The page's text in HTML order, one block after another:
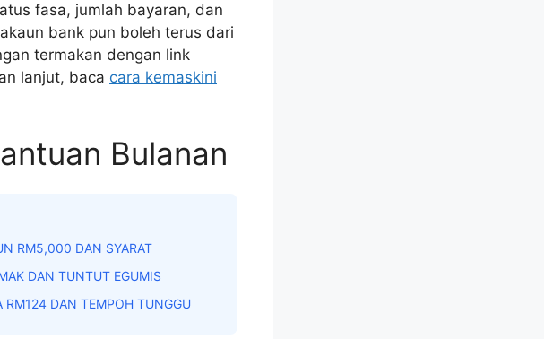
fasa, jumlah bayaran, dan
bank pun boleh terus dari
termakan dengan link
lanjut, baca cara kemaskini
Bulanan
RM5,000 DAN SYARAT
DAN TUNTUT EGUMIS
RM124 DAN TEMPOH TUNGGU